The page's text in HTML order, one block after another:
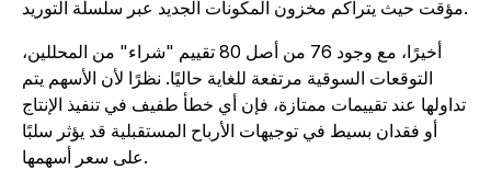
أخيرًا، مع وجود 76 من أصل 80 تقييم "شراء" من المحللين،
التوقعات السوقية مرتفعة للغاية حاليًا. نظرًا لأن الأسهم يتم
تداولها عند تقييمات ممتازة، فإن أي خطأ طفيف في تنفيذ الإنتاج
أو فقدان بسيط في توجيهات الأرباح المستقبلية قد يؤثر سلبًا